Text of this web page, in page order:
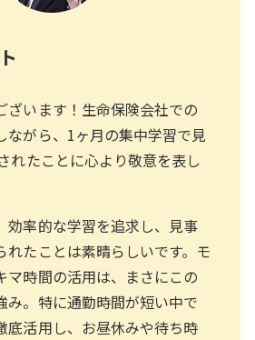
ざいます！生命保険会社での
ながら、1ヶ月の集中学習で見
れたことに心より敬意を表し
効率的な学習を追求し、見事
れたことは素晴らしいです。モ
マ時間の活用は、まさにこの
み。特に通勤時間が短い中で
底活用し、お昼休みや待ち時